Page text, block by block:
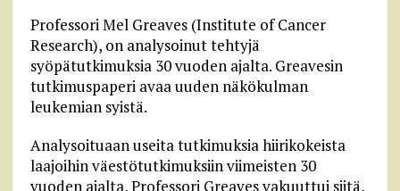
Professori Mel Greaves (Institute of Cancer
Research), on analysoinut tehtyjä
syöpätutkimuksia 30 vuoden ajalta. Greavesin
tutkimuspaperi avaa uuden näkökulman
leukemian syistä.
Analysoituaan useita tutkimuksia hiirikokeista
laajoihin väestötutkimuksiin viimeisten 30
vuoden ajalta, Professori Greaves vakuuttui siitä,